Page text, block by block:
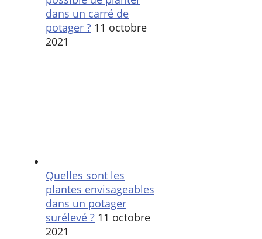
dans un carré de
potager ? 11 octobre
2021
Quelles sont les
plantes envisageables
dans un potager
surélevé ? 11 octobre
2021